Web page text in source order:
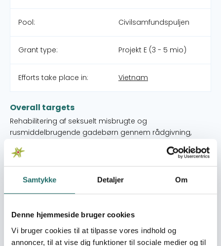
Samtykke Detaljer Om
Denne hjemmeside bruger cookies
Vi bruger cookies til at tilpasse vores indhold og
annoncer, til at vise dig funktioner til sociale medier og til
Pool: Civilsamfundspuljen
Grant type: Projekt E (3 - 5 mio)
Efforts take place in: Vietnam
Overall targets
Rehabilitering af seksuelt misbrugte og
rusmiddelbrugende gadebørn gennem rådgivning,
behandling, uddannelse og færdighedstræning
Immediate targets
1. Etablere to drop-in centre og en
Uddanne personaler i de to drop-in centre og
misbrug og rusmidler 3. Rådgive, behandle, uddanne og